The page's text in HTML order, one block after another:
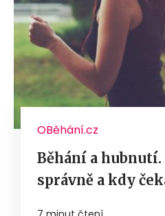
OBěhání.cz
Běhání a hubnutí.
správně a kdy